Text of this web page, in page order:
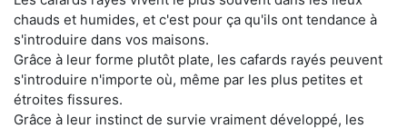
chauds et humides, et c'est pour ça qu'ils ont tendance à
s'introduire dans vos maisons.
Grâce à leur forme plutôt plate, les cafards rayés peuvent
s'introduire n'importe où, même par les plus petites et
étroites fissures.
Grâce à leur instinct de survie vraiment développé, les